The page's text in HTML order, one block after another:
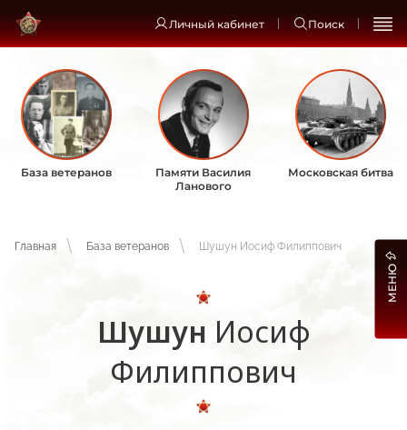
Личный кабинет Поиск
База ветеранов
Памяти Василия
Ланового
Московская битва
Главная База ветеранов Шушун Иосиф Филиппович
Шушун Иосиф
Филиппович
МЕНЮ